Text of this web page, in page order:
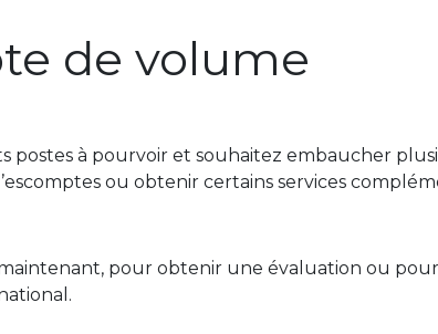
de volume
postes à pourvoir et souhaitez embaucher
ou obtenir certains services
pour obtenir une évaluation ou pour